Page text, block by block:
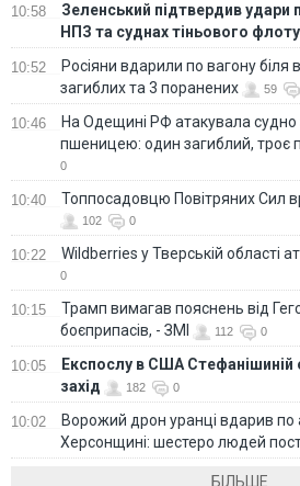
10:58
Зеленський підтвердив удари
НПЗ та суднах тіньового флоту
10:52
Росіяни вдарили по вагону біля
загиблих та 3 поранених
59
10:46
На Одещині РФ атакувала судно
пшеницею: один загиблий, троє
0
10:40 Топпосадовцю Повітряних Сил
102 0
10:22 Wildberries у Тверській області
0
10:15
Трамп вимагав пояснень від
боєприпасів, - ЗМІ
112 0
10:05
Експослу в США Стефанішиній
захід
182 0
10:02
Ворожий дрон уранці вдарив по
Херсонщині: шестеро людей
БІЛЬШЕ